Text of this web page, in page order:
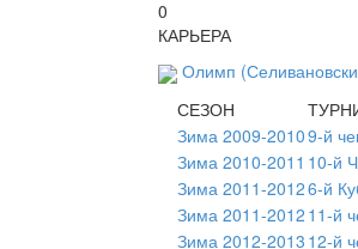
0
КАРЬЕРА
Олимп
СЕЗОН
Зима 2009-20109-й
Зима 2010-2011 10-й
Зима 2011-20126-й
Зима 2011-2012 11-й
Зима 2012-2013 12-й